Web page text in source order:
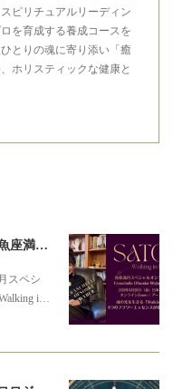
ピリチュアルリーディン
を育成する養成コースを
とりの魂に寄り添い「癒
ホリスティックな健康と
Franchelle Ofsoské Wyber × 濱 美奈子 魚座満月スペシャルオンラインセミナー
スペシ
i…